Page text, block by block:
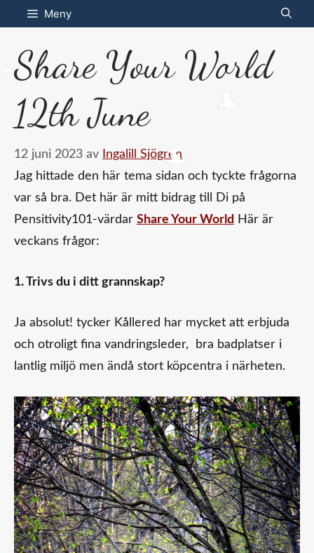
Hoppa
till
innehåll
Meny
Share Your World
12th June
12 juni 2023 av
Ingalill Sjögren
Jag hittade den här tema sidan och tyckte frågorna
var så bra. Det här är mitt bidrag till Di på
Pensitivity101-värdar Share Your World Här är
veckans frågor:
1. Trivs du i ditt grannskap?
Ja absolut! tycker Kållered har mycket att erbjuda
och otroligt fina vandringsleder, bra badplatser i
lantlig miljö men ändå stort köpcentra i närheten.